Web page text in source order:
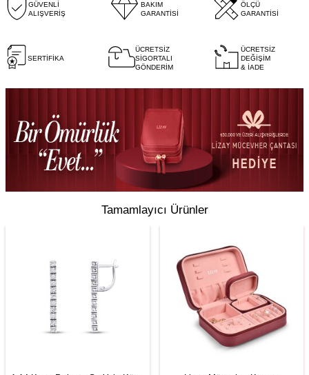
GÜVENLİ
ALIŞVERİŞ
BAKIM
GARANTİSİ
ÖLÇÜ
GARANTİSİ
SERTİFİKA
ÜCRETSİZ
SİGORTALI
GÖNDERİM
ÜCRETSİZ
DEĞİŞİM
& İADE
Tamamlayıcı Ürünler